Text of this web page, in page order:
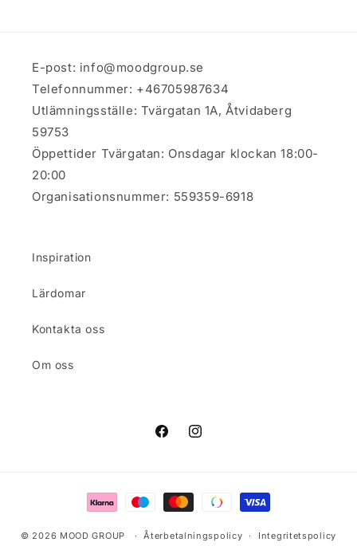
E-post: info@moodgroup.se
Telefonnummer: +46705987634
Utlämningsställe: Tvärgatan 1A, Åtvidaberg
59753
Öppettider Tvärgatan: Onsdagar klockan 18:00-
20:00
Organisationsnummer: 559359-6918
Inspiration
Lärdomar
Kontakta oss
Om oss
FacebookInstagram
Betalningsmetoder
© 2026 MOOD GROUP Återbetalningspolicy Integritetspolicy